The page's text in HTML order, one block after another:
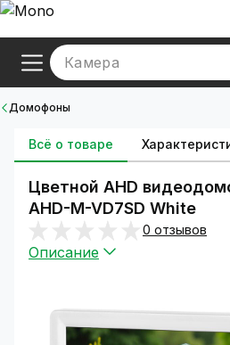
Камера
Домофоны
Всё о товаре
Цветной AHD
AHD-M-VD7SD White
0 отзывов
Описание